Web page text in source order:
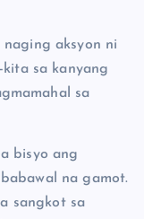
aksyon ni
kita sa kanyang
sa
bisyo ang
na gamot.
sangkot sa